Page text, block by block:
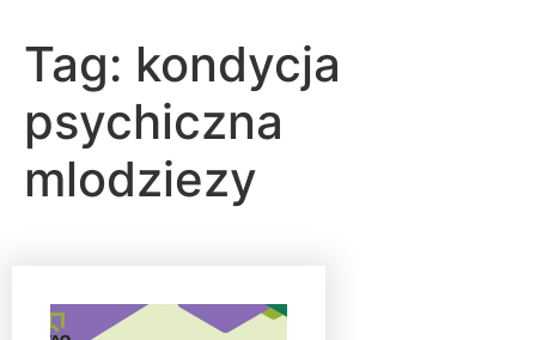
Tag: kondycja
psychiczna
mlodziezy